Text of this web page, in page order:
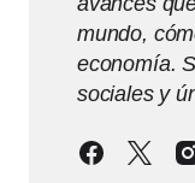
mundo,
economía.
sociales y